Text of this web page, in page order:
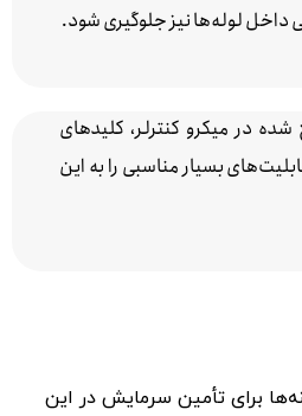
داخل لوله‌ها نیز جلوگیری شود.
در میکرو کنترلر، کلیدهای
بسیار مناسبی را به این
برای تأمین سرمایش در این